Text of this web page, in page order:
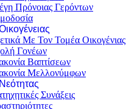
Πρόνοιας Γερόντων
Με Τον Τομέα Οικογένιας
Γονέων
Βαπτίσεων
Μελλονύμφων
Συνάξεις